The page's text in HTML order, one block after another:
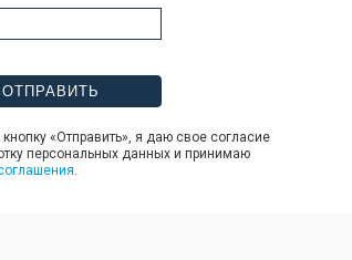
«Отправить», я даю свое согласие
персональных данных и принимаю
.